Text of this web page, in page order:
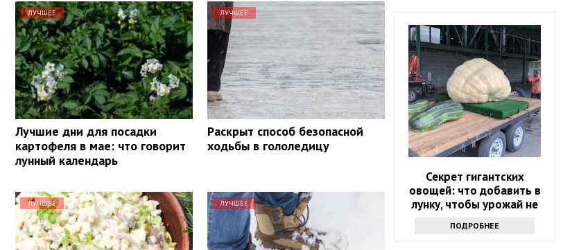
ЛУЧШЕЕ
Лучшие дни для посадки
картофеля в мае: что говорит
лунный календарь
ЛУЧШЕЕ
Раскрыт способ безопасной
ходьбы в гололедицу
ЛУЧШЕЕ ЛУЧШЕЕ
Секрет гигантских
овощей: что добавить в
лунку, чтобы урожай не
ПОДРОБНЕЕ